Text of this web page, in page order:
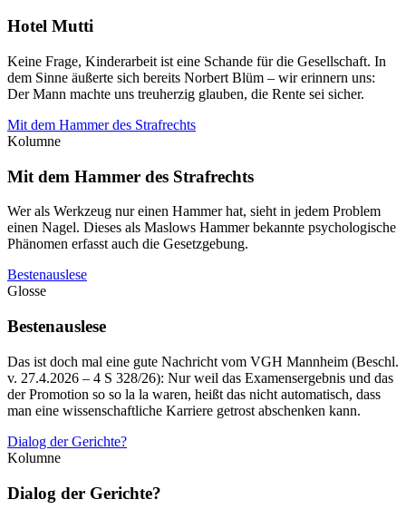
Hotel Mutti
Keine Frage, Kinderarbeit ist eine Schande für die Gesellschaft. In
dem Sinne äußerte sich bereits Norbert Blüm – wir erinnern uns:
Der Mann machte uns treuherzig glauben, die Rente sei sicher.
Mit dem Hammer des Strafrechts
Kolumne
Mit dem Hammer des Strafrechts
Wer als Werkzeug nur einen Hammer hat, sieht in jedem Problem
einen Nagel. Dieses als Maslows Hammer bekannte psychologische
Phänomen erfasst auch die Gesetzgebung.
Bestenauslese
Glosse
Bestenauslese
Das ist doch mal eine gute Nachricht vom VGH Mannheim (Beschl.
v. 27.4.​2026 – 4 S 328/26): Nur weil das Examensergebnis und das
der Promotion so so la la waren, heißt das nicht automatisch, dass
man eine wissenschaftliche Karriere getrost abschenken kann.
Dialog der Gerichte?
Kolumne
Dialog der Gerichte?